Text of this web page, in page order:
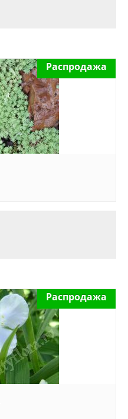
Распродажа
Распродажа